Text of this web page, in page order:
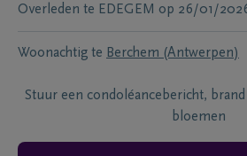
Overleden te EDEGEM op 26/01/
Woonachtig te Berchem (Antwerpen)
Stuur een condoléancebericht, brand
bloemen